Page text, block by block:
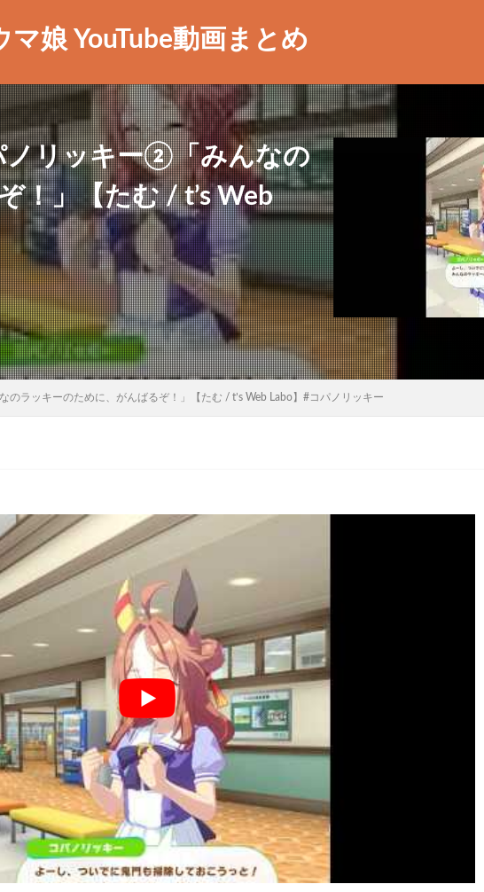
マ娘 YouTube動画まとめ
ノリッキー②「みんなの
！」【たむ / t’s Web
ラッキーのために、がんばるぞ！」【たむ / t’s Web Labo】#コパノリッキー